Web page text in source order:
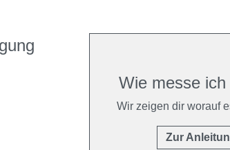
Wie messe
Wir zeigen dir worauf
Zur